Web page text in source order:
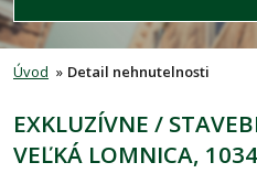
Úvod » Detail nehnutelnosti
EXKLUZÍVNE /
VEĽKÁ LOMNICA,